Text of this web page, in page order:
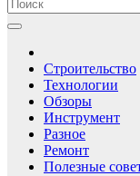
Строительство
Технологии
Обзоры
Инструмент
Разное
Ремонт
Полезные